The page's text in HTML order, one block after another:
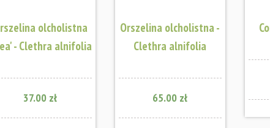
olcholistna
- Clethra alnifolia
37.00 zł
Orszelina olcholistna -
Clethra alnifolia
65.00 zł